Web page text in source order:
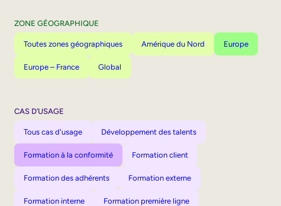
ZONE GÉOGRAPHIQUE
Toutes zones géographiques Amérique du Nord Europe
Europe – France Global
CAS D’USAGE
Tous cas d'usage Développement des talents
Formation à la conformité Formation client
Formation des adhérents Formation externe
Formation interne Formation première ligne